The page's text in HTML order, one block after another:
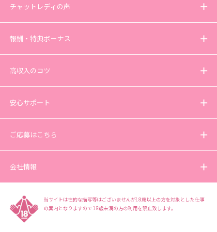
チャットレディの声
報酬・特典ボーナス
高収入のコツ
安心サポート
ご応募はこちら
会社情報
当サイトは性的な描写等はございませんが18歳以上の方を対象とした仕事
の案内となりますので18歳未満の方の利用を禁止致します。